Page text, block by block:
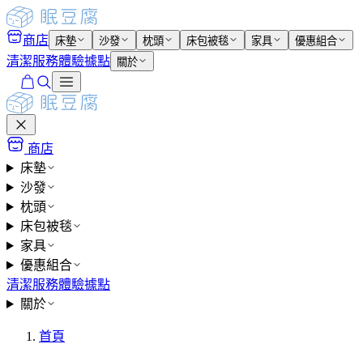
商店 床墊 沙發 枕頭 床包被毯 家具 優惠組合
清潔服務體驗據點 關於
商店
床墊
沙發
枕頭
床包被毯
家具
優惠組合
清潔服務體驗據點
關於
首頁